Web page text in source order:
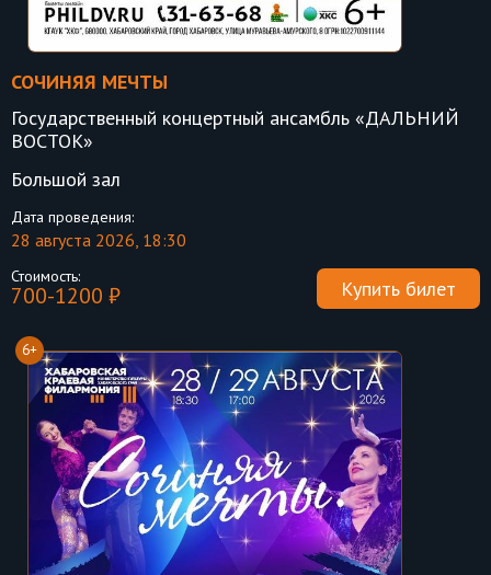
СОЧИНЯЯ МЕЧТЫ
Государственный концертный ансамбль «ДАЛЬНИЙ
ВОСТОК»
Большой зал
Дата проведения:
28 августа 2026, 18:30
Стоимость:
700-1200 ₽ Купить билет
6+